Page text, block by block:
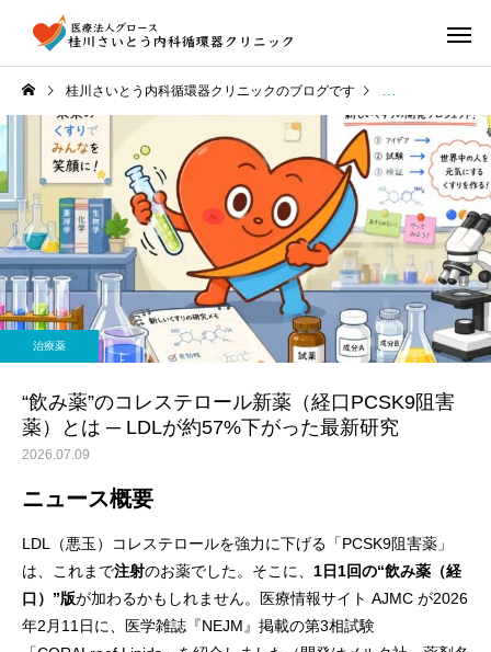
桂川さいとう内科循環器クリニックのブログです ニュース解説
治療薬
“飲み薬”のコレステロール新薬（経口PCSK9阻害
薬）とは ─ LDLが約57%下がった最新研究
2026.07.09
ニュース概要
LDL（悪玉）コレステロールを強力に下げる「PCSK9阻害薬」
は、これまで注射のお薬でした。そこに、 1日1回の“飲み薬（経
口）”版が加わるかもしれません。医療情報サイト AJMC が2026
年2月11日に、医学雑誌『NEJM』掲載の第3相試験